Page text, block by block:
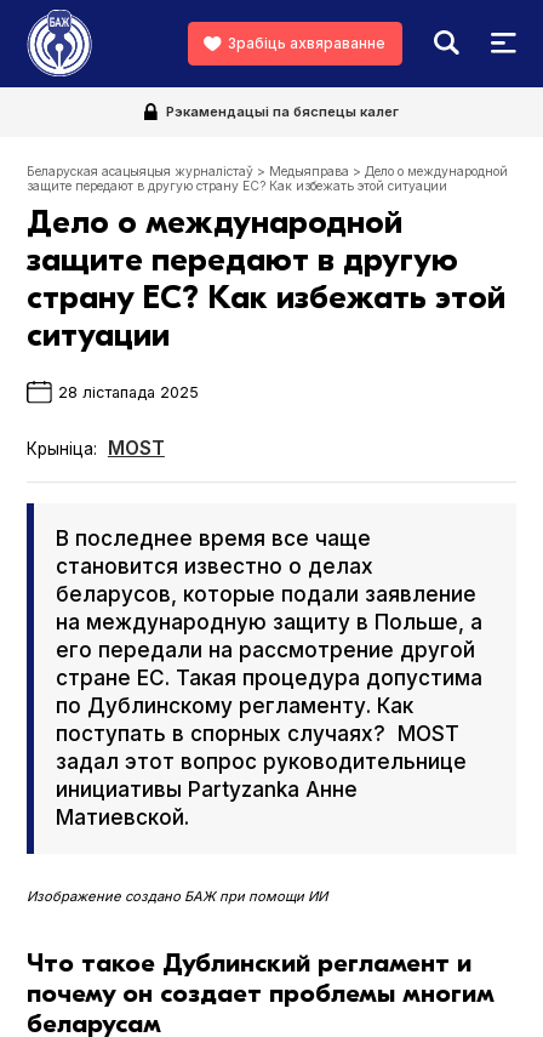
Зрабіць ахвяраванне
Рэкамендацыі па бяспецы калег
Беларуская асацыяцыя журналістаў > Медыяправа > Дело о международной
защите передают в другую страну ЕС? Как избежать этой ситуации
Дело о международной
защите передают в другую
страну ЕС? Как избежать этой
ситуации
28 лістапада 2025
Крыніца: MOST
В последнее время все чаще
становится известно о делах
беларусов, которые подали заявление
на международную защиту в Польше, а
его передали на рассмотрение другой
стране ЕС. Такая процедура допустима
по Дублинскому регламенту. Как
поступать в спорных случаях? MOST
задал этот вопрос руководительнице
инициативы Par­tyzan­ka Анне
Матиевской.
Изображение создано БАЖ при помощи ИИ
Что такое Дублинский регламент и
почему он создает проблемы многим
беларусам